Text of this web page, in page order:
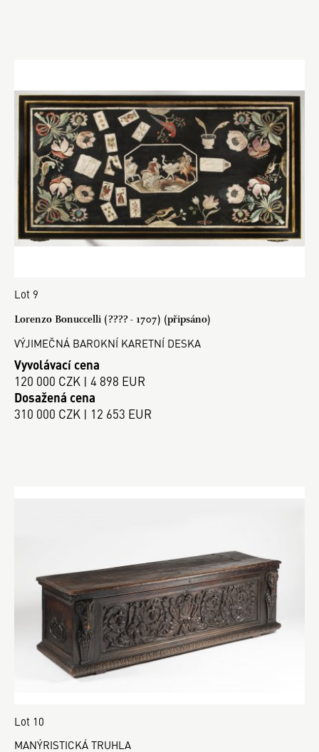
Lot 9
Lorenzo Bonuccelli (???? - 1707) (připsáno)
VÝJIMEČNÁ BAROKNÍ KARETNÍ DESKA
Vyvolávací cena
120 000 CZK | 4 898 EUR
Dosažená cena
310 000 CZK | 12 653 EUR
Lot 10
MANÝRISTICKÁ TRUHLA